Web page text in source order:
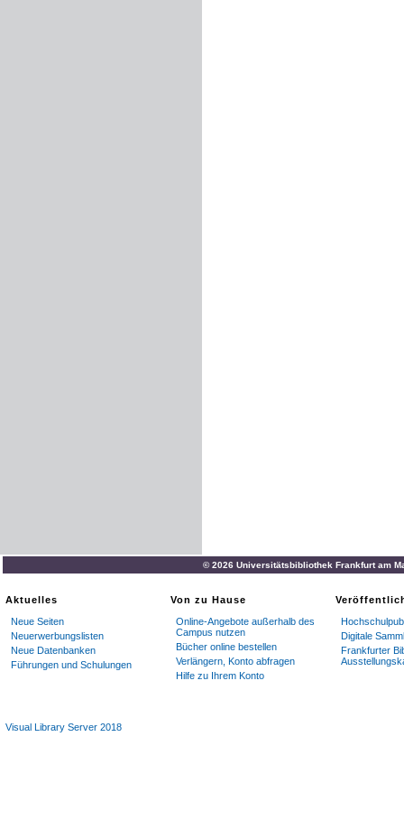
© 2026 Universitätsbibliothek Frankfurt am
Aktuelles
Neue Seiten
Neuerwerbungslisten
Neue Datenbanken
Führungen und Schulungen
Von zu Hause
Online-Angebote außerhalb des
Campus nutzen
Bücher online bestellen
Verlängern, Konto abfragen
Hilfe zu Ihrem Konto
Digitale
Frankfurter
Visual Library Server 2018